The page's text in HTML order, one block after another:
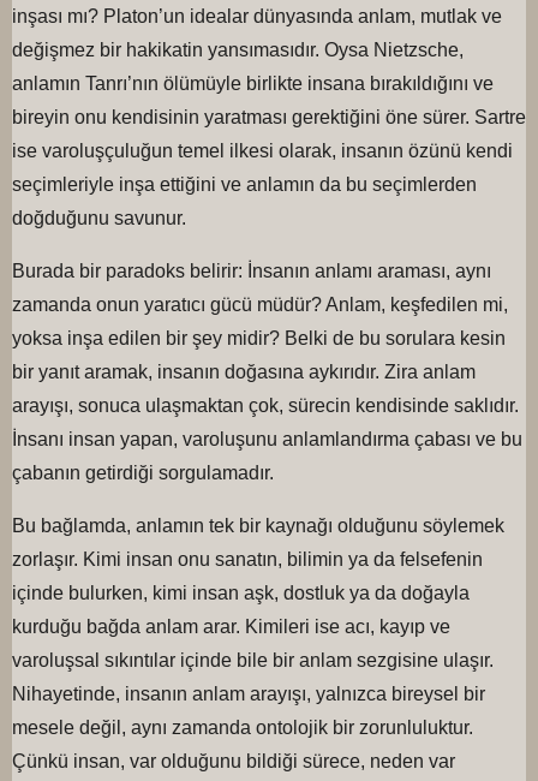
inşası mı? Platon’un idealar dünyasında anlam, mutlak ve
değişmez bir hakikatin yansımasıdır. Oysa Nietzsche,
anlamın Tanrı’nın ölümüyle birlikte insana bırakıldığını ve
bireyin onu kendisinin yaratması gerektiğini öne sürer. Sartre
ise varoluşçuluğun temel ilkesi olarak, insanın özünü kendi
seçimleriyle inşa ettiğini ve anlamın da bu seçimlerden
doğduğunu savunur.
Burada bir paradoks belirir: İnsanın anlamı araması, aynı
zamanda onun yaratıcı gücü müdür? Anlam, keşfedilen mi,
yoksa inşa edilen bir şey midir? Belki de bu sorulara kesin
bir yanıt aramak, insanın doğasına aykırıdır. Zira anlam
arayışı, sonuca ulaşmaktan çok, sürecin kendisinde saklıdır.
İnsanı insan yapan, varoluşunu anlamlandırma çabası ve bu
çabanın getirdiği sorgulamadır.
Bu bağlamda, anlamın tek bir kaynağı olduğunu söylemek
zorlaşır. Kimi insan onu sanatın, bilimin ya da felsefenin
içinde bulurken, kimi insan aşk, dostluk ya da doğayla
kurduğu bağda anlam arar. Kimileri ise acı, kayıp ve
varoluşsal sıkıntılar içinde bile bir anlam sezgisine ulaşır.
Nihayetinde, insanın anlam arayışı, yalnızca bireysel bir
mesele değil, aynı zamanda ontolojik bir zorunluluktur.
Çünkü insan, var olduğunu bildiği sürece, neden var